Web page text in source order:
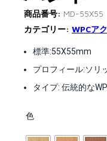
商品番号: MD-55X55
カテゴリー: WPCア
標準:55X55mm
プロフィール:ソリ
タイプ: 伝統的な
色